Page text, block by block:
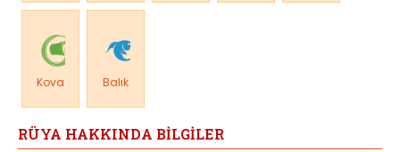
Kova Balık
RÜYA HAKKINDA BİLGİLER